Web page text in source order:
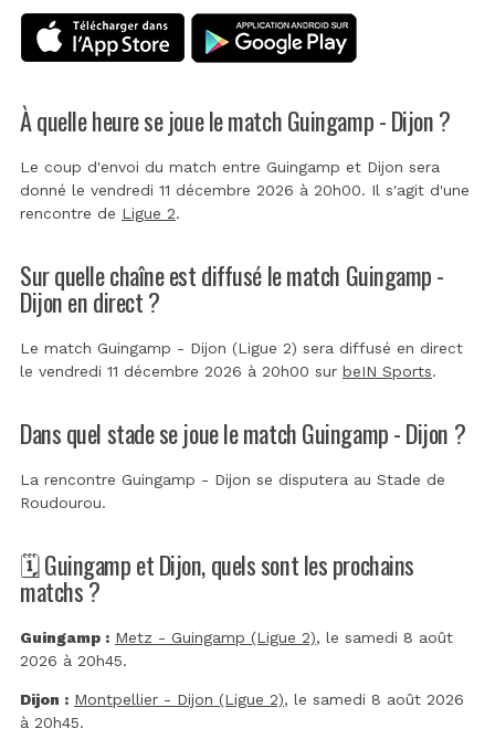
À quelle heure se joue le match Guingamp - Dijon ?
Le coup d'envoi du match entre Guingamp et Dijon sera
donné le vendredi 11 décembre 2026 à 20h00. Il s'agit d'une
rencontre de Ligue 2.
Sur quelle chaîne est diffusé le match Guingamp -
Dijon en direct ?
Le match Guingamp - Dijon (Ligue 2) sera diffusé en direct
le vendredi 11 décembre 2026 à 20h00 sur beIN Sports.
Dans quel stade se joue le match Guingamp - Dijon ?
La rencontre Guingamp - Dijon se disputera au Stade de
Roudourou.
🗓️ Guingamp et Dijon, quels sont les prochains
matchs ?
Guingamp : Metz - Guingamp (Ligue 2), le samedi 8 août
2026 à 20h45.
Dijon : Montpellier - Dijon (Ligue 2), le samedi 8 août 2026
à 20h45.